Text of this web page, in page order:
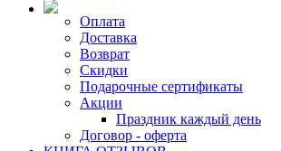
Оплата
Доставка
Возврат
Скидки
Подарочные сертификаты
Акции
Праздник каждый день
Договор - оферта